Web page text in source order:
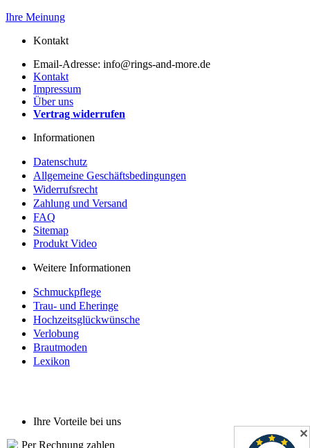
Ihre Meinung
Kontakt
Email-Adresse: info@rings-and-more.de
Kontakt
Impressum
Über uns
Vertrag widerrufen
Informationen
Datenschutz
Allgemeine Geschäftsbedingungen
Widerrufsrecht
Zahlung und Versand
FAQ
Sitemap
Produkt Video
Weitere Informationen
Schmuckpflege
Trau- und Eheringe
Hochzeitsglückwünsche
Verlobung
Brautmoden
Lexikon
✕
Ihre Vorteile bei uns
Per Rechnung zahlen